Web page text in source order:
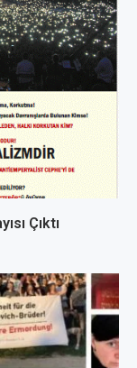
Çıktı